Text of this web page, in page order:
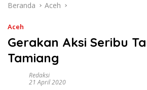
Beranda Aceh
Aceh
Gerakan Aksi Seribu
Tamiang
Redaksi
21 April 2020